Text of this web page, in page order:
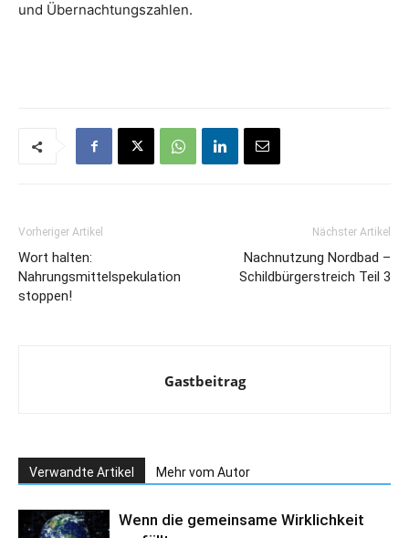
und Übernachtungszahlen.
Vorheriger Artikel
Wort halten:
Nahrungsmittelspekulation
stoppen!
Nächster Artikel
Nachnutzung Nordbad –
Schildbürgerstreich Teil 3
Gastbeitrag
Verwandte Artikel Mehr vom Autor
Wenn die gemeinsame Wirklichkeit